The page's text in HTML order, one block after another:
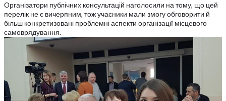
Організатори публічних консультацій наголосили на тому, що цей
перелік не є вичерпним, тож учасники мали змогу обговорити й
більш конкретизовані проблемні аспекти організації місцевого
самоврядування.